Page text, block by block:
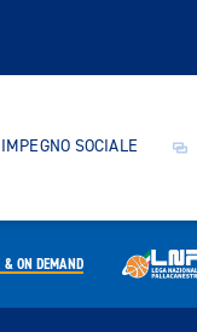
IMPEGNO SOCIALE
& ON DEMAND